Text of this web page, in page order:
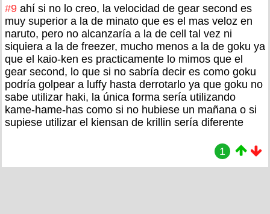
#9 ahí si no lo creo, la velocidad de gear second es
muy superior a la de minato que es el mas veloz en
naruto, pero no alcanzaría a la de cell tal vez ni
siquiera a la de freezer, mucho menos a la de goku ya
que el kaio-ken es practicamente lo mimos que el
gear second, lo que si no sabría decir es como goku
podría golpear a luffy hasta derrotarlo ya que goku no
sabe utilizar haki, la única forma sería utilizando
kame-hame-has como si no hubiese un mañana o si
supiese utilizar el kiensan de krillin sería diferente
1